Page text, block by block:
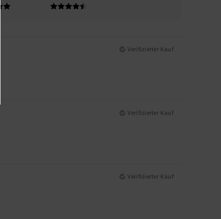
Verifizierter Kauf
Verifizierter Kauf
Verifizierter Kauf